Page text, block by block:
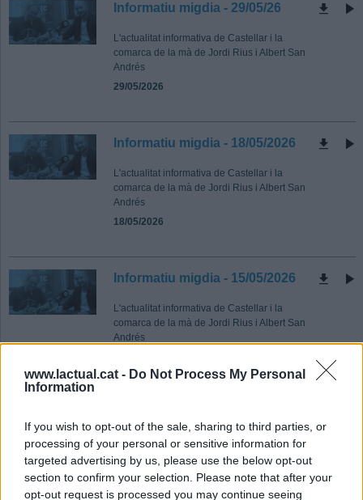
www.lactual.cat - Do Not Process My Personal
Information
If you wish to opt-out of the sale, sharing to third parties, or
processing of your personal or sensitive information for
targeted advertising by us, please use the below opt-out
section to confirm your selection. Please note that after your
opt-out request is processed you may continue seeing
Informatiu migdia - 29/05/26
L'actualitat informativa de Castellar i la
comarca de la mà de Jordi Rius i Albert San
Andrés
29/05/2026
Informatiu migdia - 18/05/2026
L'actualitat informativa de Castellar i la
comarca de la mà de Jordi Rius i Albert San
Andrés
18/05/2026
Informatiu migdia - 15/05/2026
L'actualitat informativa de Castellar i la
comarca de la mà de Jordi Rius i Albert San
Andrés
L'actualitat informativa de Castellar i la
comarca de la mà de Jordi Rius i Albert San
08/05/2026